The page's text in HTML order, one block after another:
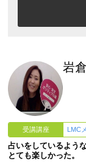
岩
受講講座 LMC
占いをしているよう
とても楽しかった。